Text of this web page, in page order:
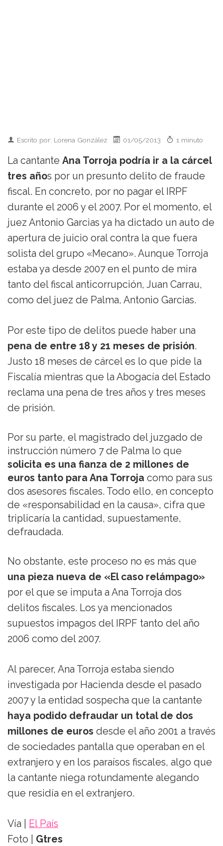
Escrito por: Lorena González 01/05/2013 1 minuto
La cantante Ana Torroja podría ir a la cárcel
tres años por un presunto delito de fraude
fiscal. En concreto, por no pagar el IRPF
durante el 2006 y el 2007. Por el momento, el
juez Antonio Garcias ya ha dictado un auto de
apertura de juicio oral contra la que fuera
solista del grupo «Mecano». Aunque Torroja
estaba ya desde 2007 en el punto de mira
tanto del fiscal anticorrupción, Juan Carrau,
como del juez de Palma, Antonio Garcias.
Por este tipo de delitos puede haber una
pena de entre 18 y 21 meses de prisión.
Justo 18 meses de cárcel es lo que pide la
Fiscalía mientras que la Abogacía del Estado
reclama una pena de tres años y tres meses
de prisión.
Por su parte, el magistrado del juzgado de
instrucción número 7 de Palma lo que
solicita es una fianza de 2 millones de
euros tanto para Ana Torroja como para sus
dos asesores fiscales. Todo ello, en concepto
de «responsabilidad en la causa», cifra que
triplicaría la cantidad, supuestamente,
defraudada.
No obstante, este proceso no es más que
una pieza nueva de «El caso relámpago»
por el que se imputa a Ana Torroja dos
delitos fiscales. Los ya mencionados
supuestos impagos del IRPF tanto del año
2006 como del 2007.
Al parecer, Ana Torroja estaba siendo
investigada por Hacienda desde el pasado
2007 y la entidad sospecha que la cantante
haya podido defraudar un total de dos
millones de euros desde el año 2001 a través
de sociedades pantalla que operaban en el
extranjero y en los paraísos fiscales, algo que
la cantante niega rotundamente alegando
que residía en el extranjero.
Vía |
El País
Foto |
Gtres